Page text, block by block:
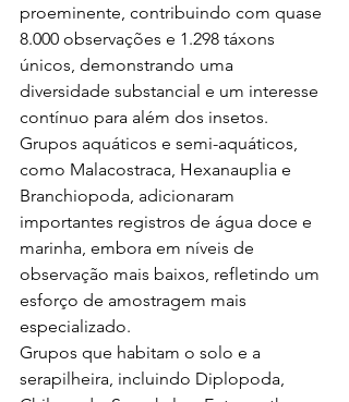
proeminente, contribuindo com quase
8.000 observações e 1.298 táxons
únicos, demonstrando uma
diversidade substancial e um interesse
contínuo para além dos insetos.
Grupos aquáticos e semi-aquáticos,
como Malacostraca, Hexanauplia e
Branchiopoda, adicionaram
importantes registros de água doce e
marinha, embora em níveis de
observação mais baixos, refletindo um
esforço de amostragem mais
especializado.
Grupos que habitam o solo e a
serapilheira, incluindo Diplopoda,